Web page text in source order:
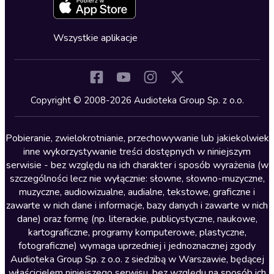
Kryminały
Lektury szkolne
Literatura anglojęzyczna
Literatura faktu
Literatura obyczajowa
Literatura piękna obca
Literatura piękna polska
Nagrania relaksacyjne
Nauka języków
Cykle audiobooków
Wszystkie aplikacje
Copyright © 2008-2026 Audioteka Group Sp. z o.o.
Pobieranie, zwielokrotnianie, przechowywanie lub jakiekolwiek
inne wykorzystywanie treści dostępnych w niniejszym
serwisie - bez względu na ich charakter i sposób wyrażenia (w
szczególności lecz nie wyłącznie: słowne, słowno-muzyczne,
muzyczne, audiowizualne, audialne, tekstowe, graficzne i
zawarte w nich dane i informacje, bazy danych i zawarte w nich
dane) oraz formę (np. literackie, publicystyczne, naukowe,
kartograficzne, programy komputerowe, plastyczne,
fotograficzne) wymaga uprzedniej i jednoznacznej zgody
Audioteka Group Sp. z o.o. z siedzibą w Warszawie, będącej